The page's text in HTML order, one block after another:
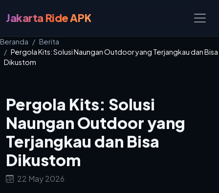
Jakarta Ride APK
Beranda
Berita
Pergola Kits: Solusi Naungan Outdoor yang Terjangkau dan Bisa
Dikustom
Pergola Kits: Solusi
Naungan Outdoor yang
Terjangkau dan Bisa
Dikustom
22 May 2026